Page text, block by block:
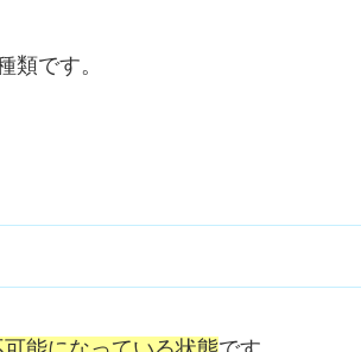
類です。